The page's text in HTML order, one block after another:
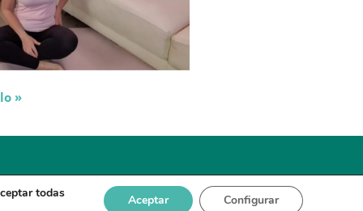
»
todas
Aceptar Configurar